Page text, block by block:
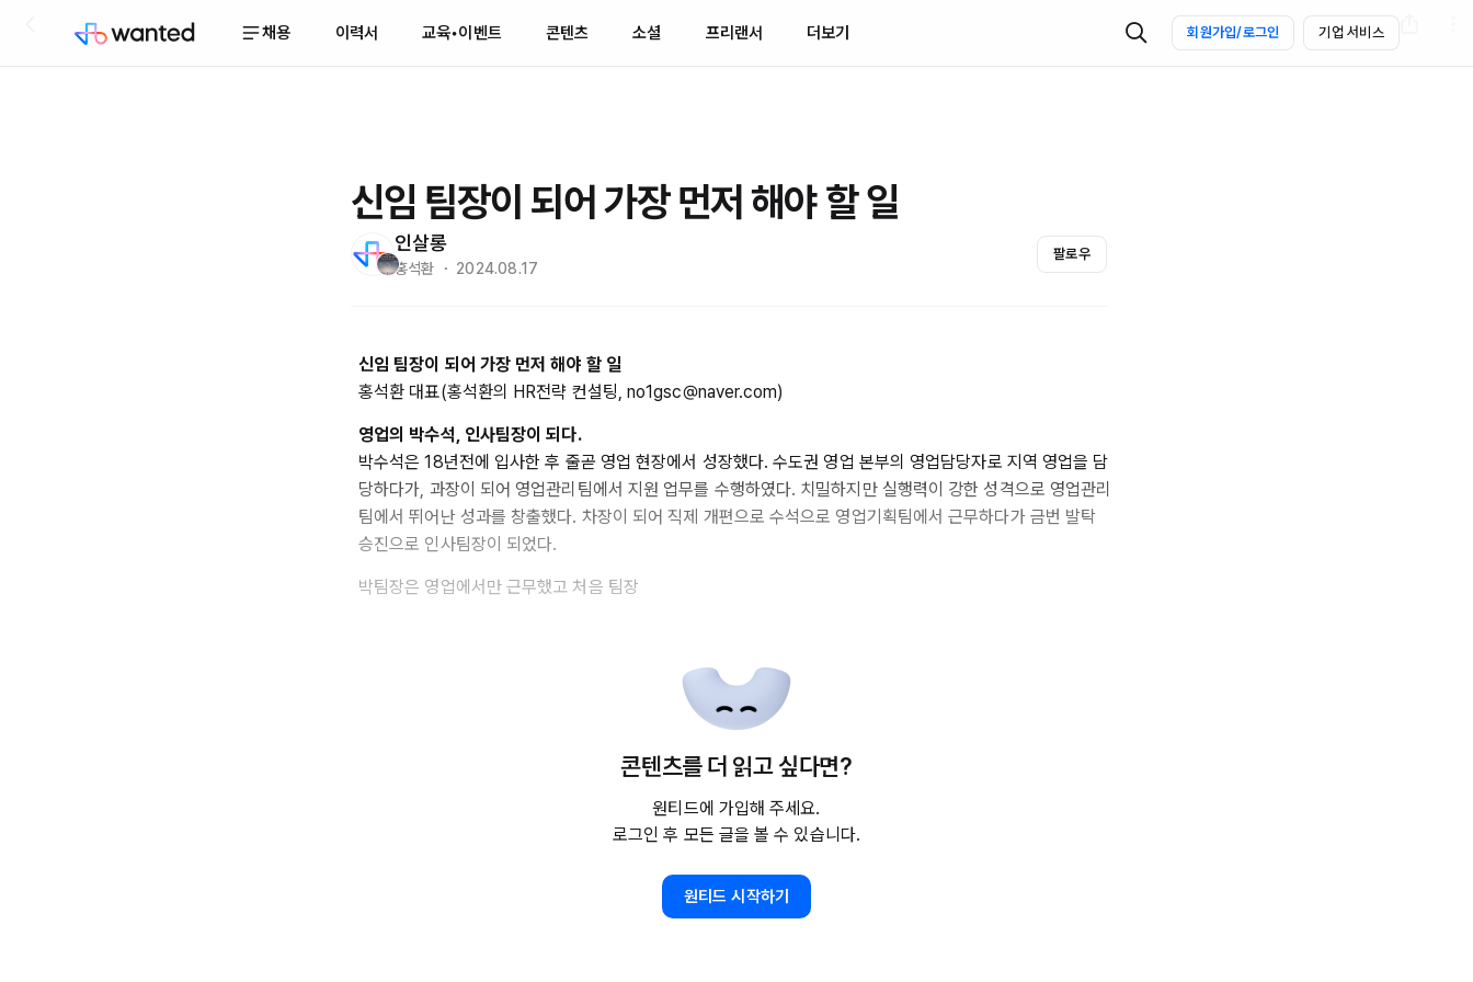
채용 이력서 교육•이벤트 콘텐츠 소셜 프리랜서 더보기 회원가입/로그인 기업 서비스
신임 팀장이 되어 가장 먼저 해야 할 일
인살롱
홍석환 ・ 2024.08.17
팔로우
신임 팀장이 되어 가장 먼저 해야 할 일
홍석환 대표(홍석환의 HR전략 컨설팅, no1gsc@naver.com)
영업의 박수석, 인사팀장이 되다.
박수석은 18년전에 입사한 후 줄곧 영업 현장에서 성장했다. 수도권 영업 본부의 영업담당자로 지역 영업을 담
당하다가, 과장이 되어 영업관리팀에서 지원 업무를 수행하였다. 치밀하지만 실행력이 강한 성격으로 영업관리
팀에서 뛰어난 성과를 창출했다. 차장이 되어 직제 개편으로 수석으로 영업기획팀에서 근무하다가 금번 발탁
승진으로 인사팀장이 되었다.
박팀장은 영업에서만 근무했고 처음 팀장
콘텐츠를 더 읽고 싶다면?
원티드에 가입해 주세요.
로그인 후 모든 글을 볼 수 있습니다.
원티드 시작하기